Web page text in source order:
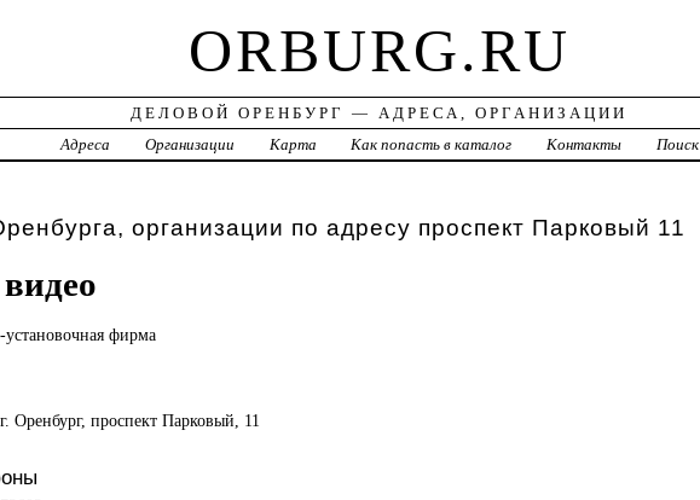
ORBURG.RU
ДЕЛОВОЙ ОРЕНБУРГ — АДРЕСА, ОРГАНИЗАЦИИ
Адреса
Организации Карта Как попасть в каталог Контакты Поиск
организации по адресу проспект Парковый 11
установочная фирма
Оренбург, проспект Парковый, 11